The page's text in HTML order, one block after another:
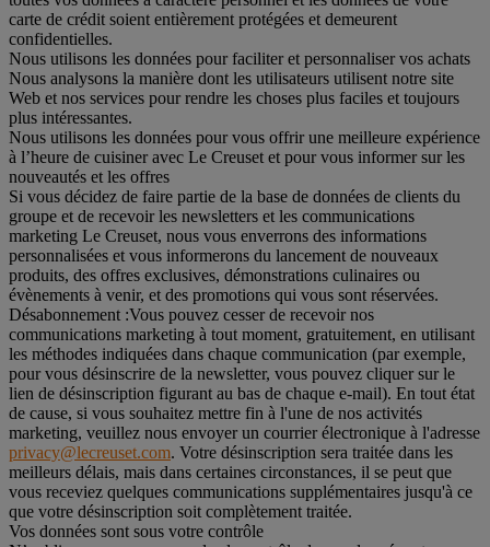
carte de crédit soient entièrement protégées et demeurent
confidentielles.
Nous utilisons les données pour faciliter et personnaliser vos achats
Nous analysons la manière dont les utilisateurs utilisent notre site
Web et nos services pour rendre les choses plus faciles et toujours
plus intéressantes.
Nous utilisons les données pour vous offrir une meilleure expérience
à l’heure de cuisiner avec Le Creuset et pour vous informer sur les
nouveautés et les offres
Si vous décidez de faire partie de la base de données de clients du
groupe et de recevoir les newsletters et les communications
marketing Le Creuset, nous vous enverrons des informations
personnalisées et vous informerons du lancement de nouveaux
produits, des offres exclusives, démonstrations culinaires ou
évènements à venir, et des promotions qui vous sont réservées.
Désabonnement :Vous pouvez cesser de recevoir nos
communications marketing à tout moment, gratuitement, en utilisant
les méthodes indiquées dans chaque communication (par exemple,
pour vous désinscrire de la newsletter, vous pouvez cliquer sur le
lien de désinscription figurant au bas de chaque e-mail). En tout état
de cause, si vous souhaitez mettre fin à l'une de nos activités
marketing, veuillez nous envoyer un courrier électronique à l'adresse
privacy@lecreuset.com. Votre désinscription sera traitée dans les
meilleurs délais, mais dans certaines circonstances, il se peut que
vous receviez quelques communications supplémentaires jusqu'à ce
que votre désinscription soit complètement traitée.
Vos données sont sous votre contrôle